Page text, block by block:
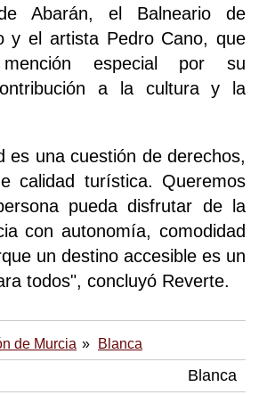
Abarán, el Balneario de
y el artista Pedro Cano, que
especial por su
a la cultura y la
es una cuestión de derechos,
calidad turística. Queremos
pueda disfrutar de la
con autonomía, comodidad
un destino accesible es un
todos", concluyó Reverte.
de Murcia Blanca
Blanca